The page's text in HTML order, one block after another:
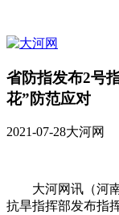
省防指发布2号
花”防范应对
2021-07-28大河网
大河网讯（河南
抗旱指挥部发布指